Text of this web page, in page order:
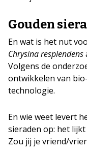
Gouden
En wat is het nut
Chrysina resplendens
Volgens de
ontwikkelen van
technologie.
En wie weet levert
sieraden op: het
Zou jij je vriend/